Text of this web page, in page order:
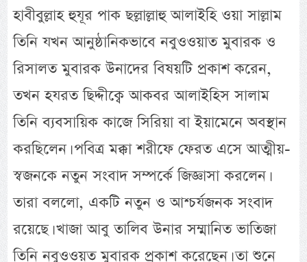
হাবীবুল্লাহ হুযূর পাক ছল্লাল্লাহু আলাইহি ওয়া সাল্লাম
তিনি যখন আনুষ্ঠানিকভাবে নবুওওয়াত মুবারক ও
রিসালত মুবারক উনাদের বিষয়টি প্রকাশ করেন,
তখন হযরত ছিদ্দীক্বে আকবর আলাইহিস সালাম
তিনি ব্যবসায়িক কাজে সিরিয়া বা ইয়ামেনে অবস্থান
করছিলেন। পবিত্র মক্কা শরীফে ফেরত এসে আত্মীয়-
স্বজনকে নতুন সংবাদ সম্পর্কে জিজ্ঞাসা করলেন।
তারা বললো, একটি নতুন ও আশ্চর্যজনক সংবাদ
রয়েছে। খাজা আবু তালিব উনার সম্মানিত ভাতিজা
তিনি নবুওওয়ত মুবারক প্রকাশ করেছেন। তা শুনে